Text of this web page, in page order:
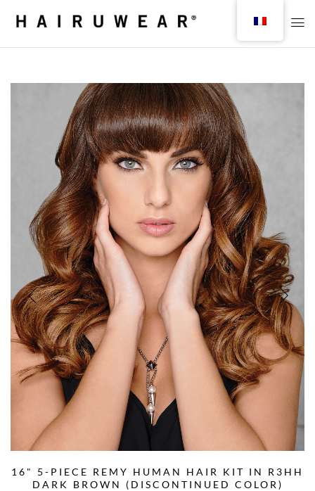
16" 5-PIECE REMY HUMAN HAIR KIT IN R3HH
DARK BROWN (DISCONTINUED COLOR)